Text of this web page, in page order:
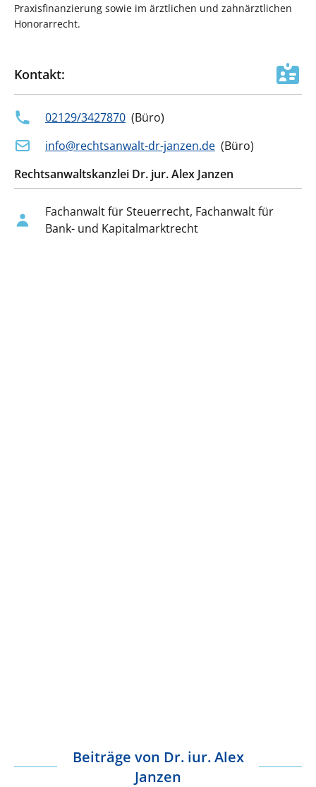
Praxisfinanzierung sowie im ärztlichen und zahnärztlichen
Honorarrecht.
Kontakt:
02129/3427870 (Büro)
info@rechtsanwalt-dr-janzen.de (Büro)
Rechtsanwaltskanzlei Dr. jur. Alex Janzen
Fachanwalt für Steuerrecht, Fachanwalt für
Bank- und Kapitalmarktrecht
Beiträge von Dr. iur. Alex
Janzen